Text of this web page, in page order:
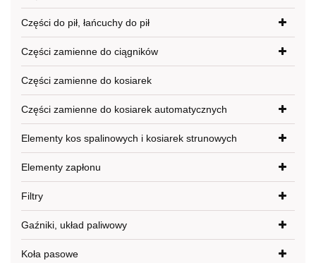
Części do pił, łańcuchy do pił
Części zamienne do ciągników
Części zamienne do kosiarek
Części zamienne do kosiarek automatycznych
Elementy kos spalinowych i kosiarek strunowych
Elementy zapłonu
Filtry
Gaźniki, układ paliwowy
Koła pasowe